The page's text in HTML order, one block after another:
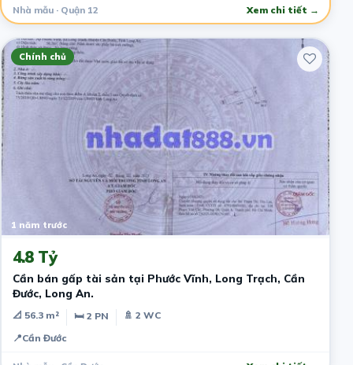
Nhà mẫu · Quận 12 Xem chi tiết →
Chính chủ
1 năm trước
4.8 Tỷ
Cần bán gấp tài sản tại Phước Vĩnh, Long Trạch, Cần
Đước, Long An.
📐 56.3 m² 🛏 2 PN
🚿 2 WC
📍Cần Đước